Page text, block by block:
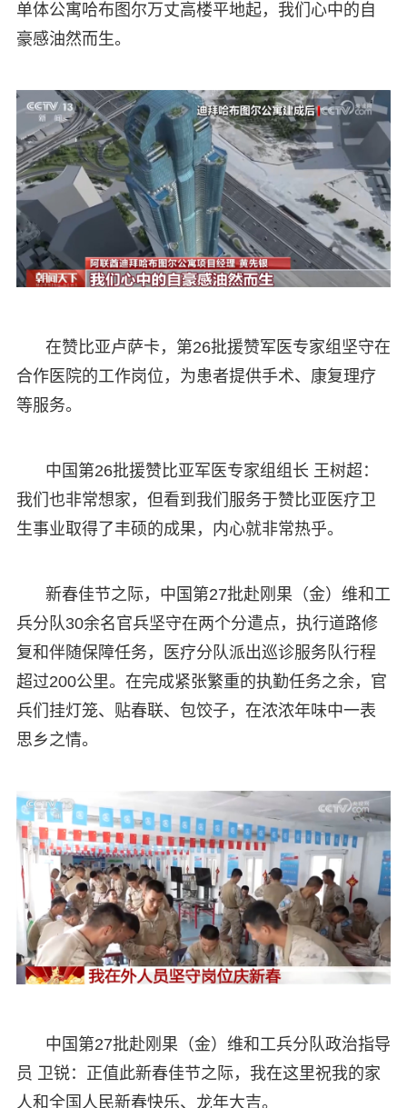
单体公寓哈布图尔万丈高楼平地起，我们心中的自
豪感油然而生。
在赞比亚卢萨卡，第26批援赞军医专家组坚守在
合作医院的工作岗位，为患者提供手术、康复理疗
等服务。
中国第26批援赞比亚军医专家组组长 王树超：
我们也非常想家，但看到我们服务于赞比亚医疗卫
生事业取得了丰硕的成果，内心就非常热乎。
新春佳节之际，中国第27批赴刚果（金）维和工
兵分队30余名官兵坚守在两个分遣点，执行道路修
复和伴随保障任务，医疗分队派出巡诊服务队行程
超过200公里。在完成紧张繁重的执勤任务之余，官
兵们挂灯笼、贴春联、包饺子，在浓浓年味中一表
思乡之情。
中国第27批赴刚果（金）维和工兵分队政治指导
员 卫锐：正值此新春佳节之际，我在这里祝我的家
人和全国人民新春快乐、龙年大吉。